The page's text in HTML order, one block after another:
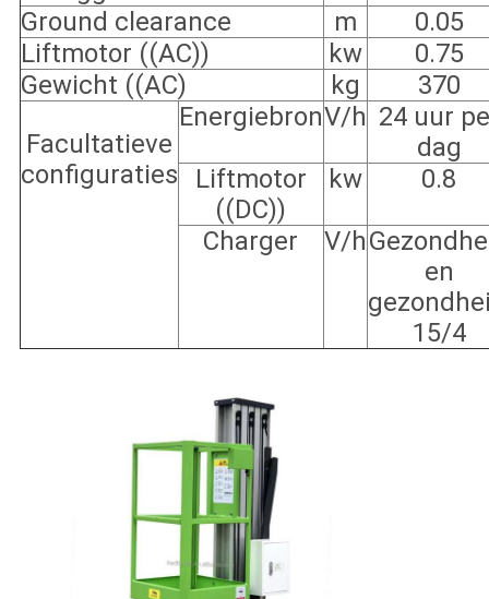
Ground clearance
m
0.05
Liftmotor ((AC))
kw
0.75
Gewicht ((AC)
kg
370
Facultatieve
configuraties
EnergiebronV/h 24 uur
dag
Liftmotor
((DC))
kw 0.8
Charger V/h
en
15/4